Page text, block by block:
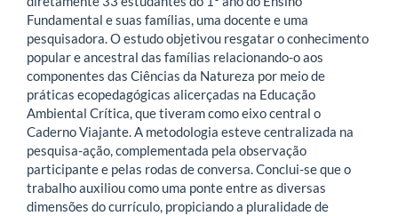
Fundamental e suas famílias, uma docente e uma
pesquisadora. O estudo objetivou resgatar o conhecimento
popular e ancestral das famílias relacionando-o aos
componentes das Ciências da Natureza por meio de
práticas ecopedagógicas alicerçadas na Educação
Ambiental Crítica, que tiveram como eixo central o
Caderno Viajante. A metodologia esteve centralizada na
pesquisa-ação, complementada pela observação
participante e pelas rodas de conversa. Conclui-se que o
trabalho auxiliou como uma ponte entre as diversas
dimensões do currículo, propiciando a pluralidade de